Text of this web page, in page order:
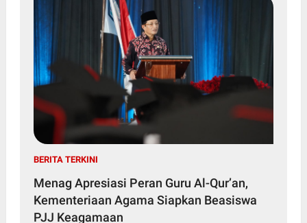
BERITA TERKINI
Menag Apresiasi Peran Guru Al-Qur’an,
Kementeriaan Agama Siapkan Beasiswa
PJJ Keagamaan